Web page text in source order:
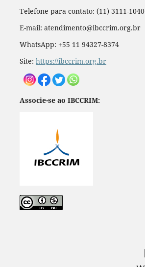
Telefone para contato: (11) 3111-1040
E-mail: atendimento@ibccrim.org.br
WhatsApp: +55 11 94327-8374
Site: https://ibccrim.org.br
Associe-se ao IBCCRIM: